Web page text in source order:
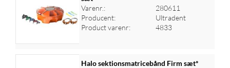
Log ind for at se priser
Varenr.:
280611
Producent:
Ultradent
Product varenr:
4833
Halo sektionsmatricebånd Firm sæt*